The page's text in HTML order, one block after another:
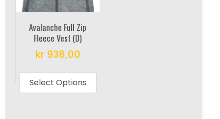
Avalanche Full Zip
Fleece Vest (D)
kr938,00
Select Options
has